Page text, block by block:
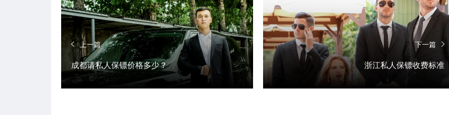
上一篇
成都请私人保镖价格多少？
下一篇
浙江私人保镖收费标准